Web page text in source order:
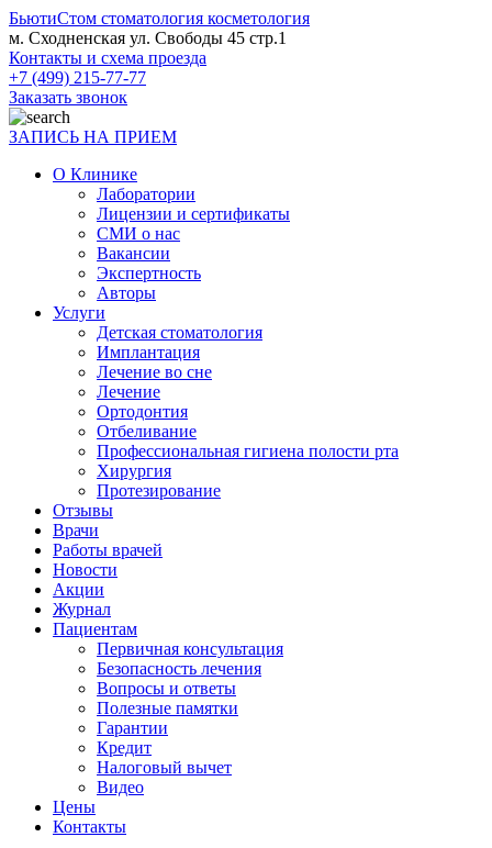
БьютиСтом стоматология косметология
м. Сходненская ул. Свободы 45 стр.1
Контакты и схема проезда
+7 (499) 215-77-77
Заказать звонок
ЗАПИСЬ НА ПРИЕМ
О Клинике
Лаборатории
Лицензии и сертификаты
СМИ о нас
Вакансии
Экспертность
Авторы
Услуги
Детская стоматология
Имплантация
Лечение во сне
Лечение
Ортодонтия
Отбеливание
Профессиональная гигиена полости рта
Хирургия
Протезирование
Отзывы
Врачи
Работы врачей
Новости
Акции
Журнал
Пациентам
Первичная консультация
Безопасность лечения
Вопросы и ответы
Полезные памятки
Гарантии
Кредит
Налоговый вычет
Видео
Цены
Контакты